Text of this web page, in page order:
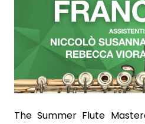
The Summer Flute